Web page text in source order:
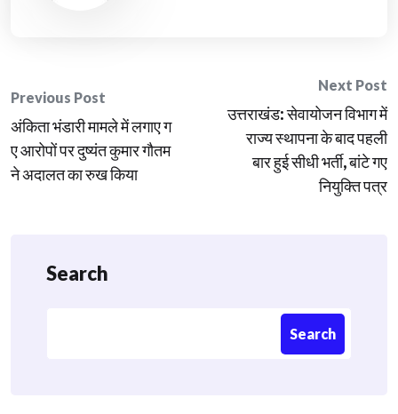
Post
navigation
Previous Post
अंकिता भंडारी मामले में लगाए ग
ए आरोपों पर दुष्यंत कुमार गौतम
ने अदालत का रुख किया
Next Post
उत्तराखंड: सेवायोजन विभाग में
राज्य स्थापना के बाद पहली
बार हुई सीधी भर्ती, बांटे गए
नियुक्ति पत्र
Search
Search